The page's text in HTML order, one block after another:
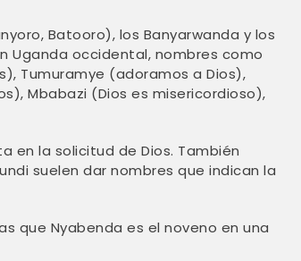
Batooro), los Banyarwanda y los
Uganda occidental, nombres como
Tumuramye (adoramos a Dios),
Mbabazi (Dios es misericordioso),
en la solicitud de Dios. También
suelen dar nombres que indican la
que Nyabenda es el noveno en una